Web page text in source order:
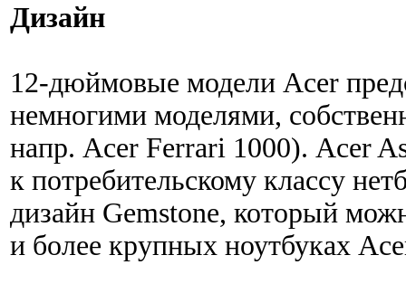
Дизайн
12-дюймовые модели Acer
немногими моделями,
напр. Acer Ferrari 1000). Аcer
к потребительскому классу
дизайн Gemstone, который
и более крупных ноутбуках